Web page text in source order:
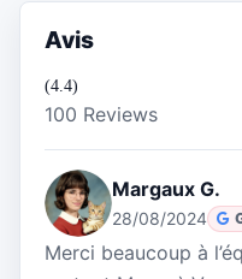
Avis
(4.4)
100 Reviews
Margaux G.
28/08/2024
Merci beaucoup à